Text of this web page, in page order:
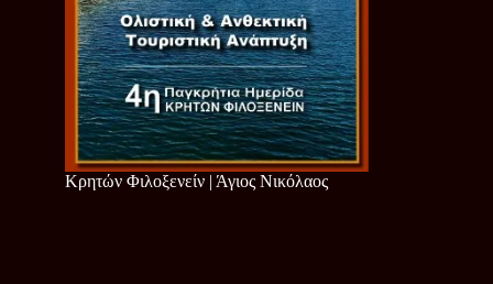
Κρητών Φιλοξενείν | Άγιος Νικόλαος